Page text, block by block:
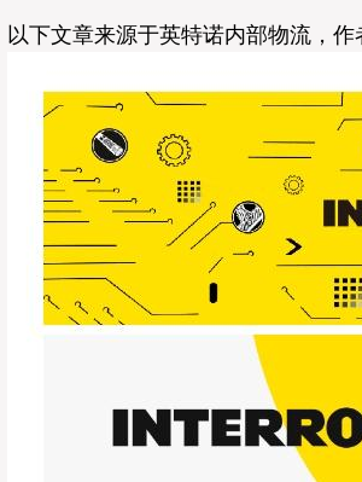
以下文章来源于英特诺内部物流，